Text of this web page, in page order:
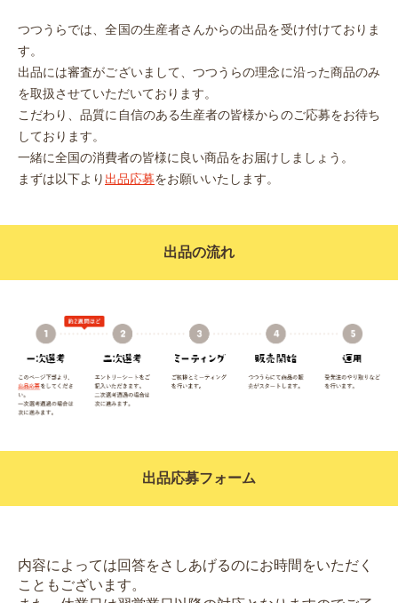
つつうらでは、全国の⽣産者さんからの出品を受け付けておりま
す。
出品には審査がございまして、つつうらの理念に沿った商品のみ
を取扱させていただいております。
こだわり、品質に⾃信のある⽣産者の皆様からのご応募をお待ち
しております。
⼀緒に全国の消費者の皆様に良い商品をお届けしましょう。
まずは以下より 出品応募をお願いいたします。
出品の流れ
出品応募フォーム
内容によっては回答をさしあげるのにお時間をいただく
こともございます。